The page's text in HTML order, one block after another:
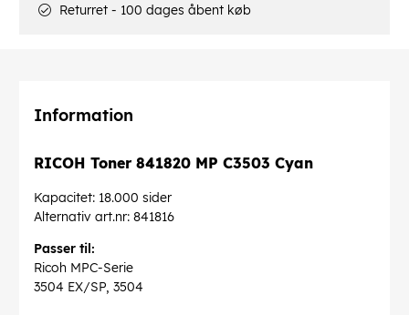
Returret - 100 dages åbent køb
Information
RICOH Toner 841820 MP C3503 Cyan
Kapacitet: 18.000 sider
Alternativ art.nr: 841816
Passer til:
Ricoh MPC-Serie
3504 EX/SP, 3504